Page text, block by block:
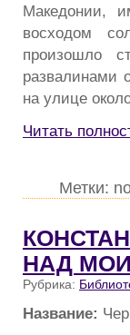
Македонии,
восходом
произошло
развалинами
на улице
Читать
Метки:
НАД
Рубрика:
Название: